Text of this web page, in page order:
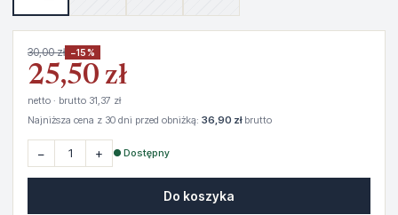
30,00 zł −15%
25,50 zł
netto · brutto 31,37 zł
Najniższa cena z 30 dni przed obniżką: 36,90 złbrutto
− + ● Dostępny
Do koszyka